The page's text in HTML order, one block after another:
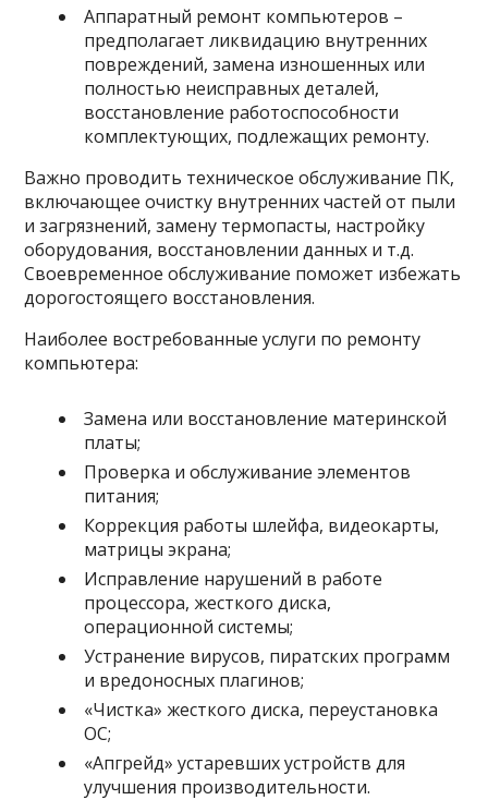
Аппаратный ремонт компьютеров –
предполагает ликвидацию внутренних
повреждений, замена изношенных или
полностью неисправных деталей,
восстановление работоспособности
комплектующих, подлежащих ремонту.
Важно проводить техническое обслуживание ПК,
включающее очистку внутренних частей от пыли
и загрязнений, замену термопасты, настройку
оборудования, восстановлении данных и т.д.
Своевременное обслуживание поможет избежать
дорогостоящего восстановления.
Наиболее востребованные услуги по ремонту
компьютера:
Замена или восстановление материнской
платы;
Проверка и обслуживание элементов
питания;
Коррекция работы шлейфа, видеокарты,
матрицы экрана;
Исправление нарушений в работе
процессора, жесткого диска,
операционной системы;
Устранение вирусов, пиратских программ
и вредоносных плагинов;
«Чистка» жесткого диска, переустановка
ОС;
«Апгрейд» устаревших устройств для
улучшения производительности.